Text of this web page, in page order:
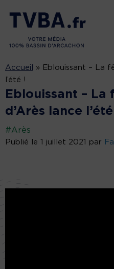
Accueil » Eblouissant – La
l’été !
Eblouissant – La
d’Arès lance
#Arès
Publié le 1 juillet 2021 par